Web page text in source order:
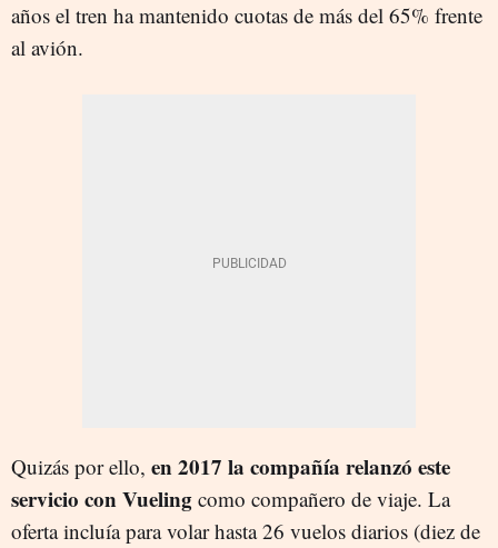
años el tren ha mantenido cuotas de más del 65% frente
al avión.
Quizás por ello, en 2017 la compañía relanzó este
servicio con Vueling como compañero de viaje. La
oferta incluía para volar hasta 26 vuelos diarios (diez de